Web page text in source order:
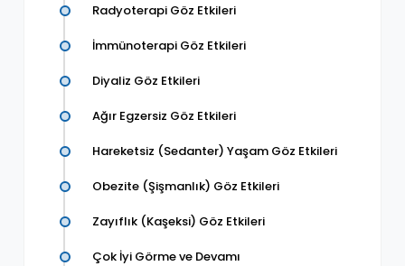
Radyoterapi Göz Etkileri
İmmünoterapi Göz Etkileri
Diyaliz Göz Etkileri
Ağır Egzersiz Göz Etkileri
Hareketsiz (Sedanter) Yaşam Göz Etkileri
Obezite (Şişmanlık) Göz Etkileri
Zayıflık (Kaşeksi) Göz Etkileri
Çok İyi Görme ve Devamı